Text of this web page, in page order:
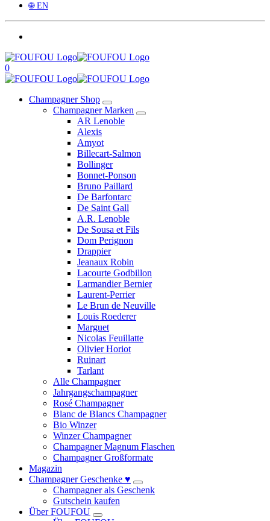
🌐 EN
0
Champagner Shop
Champagner Marken
AR Lenoble
Alexis
Amyot
Billecart-Salmon
Bollinger
Bonnet-Ponson
Bruno Paillard
De Barfontarc
De Saint Gall
A.R. Lenoble
De Sousa et Fils
Dom Perignon
Drappier
Jeanaux Robin
Lacourte Godbillon
Larmandier Bernier
Laurent-Perrier
Le Brun de Neuville
Louis Roederer
Marguet
Nicolas Feuillatte
Olivier Horiot
Ruinart
Tarlant
Alle Champagner
Jahrgangschampagner
Rosé Champagner
Blanc de Blancs Champagner
Bio Winzer
Winzer Champagner
Champagner Magnum Flaschen
Champagner Großformate
Magazin
Champagner Geschenke ♥
Champagner als Geschenk
Gutschein kaufen
Über FOUFOU